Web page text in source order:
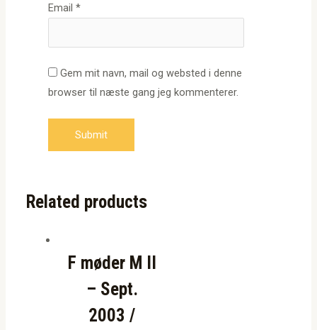
Email*
Gem mit navn, mail og websted i denne
browser til næste gang jeg kommenterer.
Related products
F møder M II
– Sept.
2003 /